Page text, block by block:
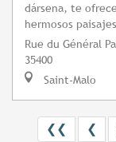
dársena, te
hermosos
Rue du Général
35400
Saint-Malo
❮❮ ❮